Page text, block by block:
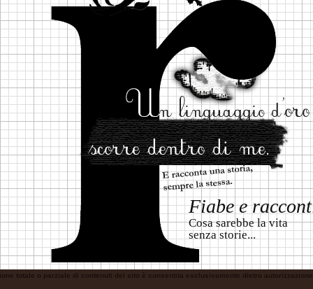
Fiabe e
Cosa sarebbe la vita
senza storie...
totale o parziale di contenuti del sito è consentita esclusivamente dietro